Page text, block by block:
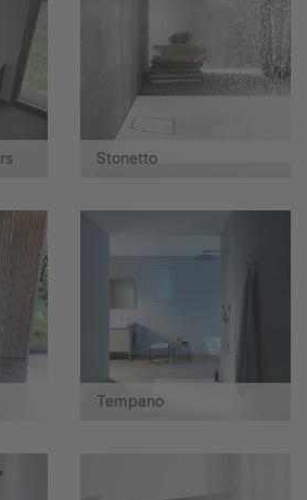
Stonetto
Tempano